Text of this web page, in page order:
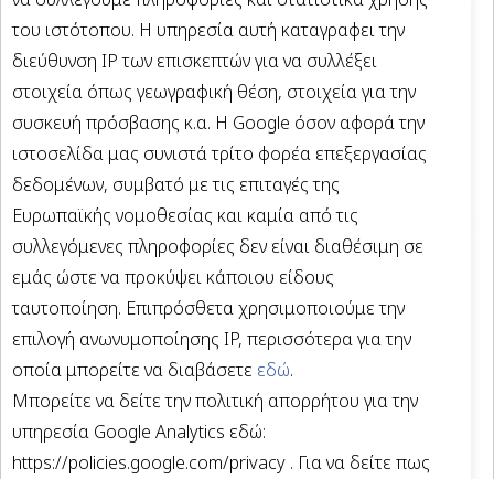
του ιστότοπου. Η υπηρεσία αυτή καταγραφει την
διεύθυνση IP των επισκεπτών για να συλλέξει
στοιχεία όπως γεωγραφική θέση, στοιχεία για την
συσκευή πρόσβασης κ.α. Η Google όσον αφορά την
ιστοσελίδα μας συνιστά τρίτο φορέα επεξεργασίας
δεδομένων, συμβατό με τις επιταγές της
Ευρωπαϊκής νομοθεσίας και καμία από τις
συλλεγόμενες πληροφορίες δεν είναι διαθέσιμη σε
εμάς ώστε να προκύψει κάποιου είδους
ταυτοποίηση. Επιπρόσθετα χρησιμοποιούμε την
επιλογή ανωνυμοποίησης IP, περισσότερα για την
οποία μπορείτε να διαβάσετε εδώ.
Μπορείτε να δείτε την πολιτική απορρήτου για την
υπηρεσία Google Analytics εδώ:
https://policies.google.com/privacy . Για να δείτε πως